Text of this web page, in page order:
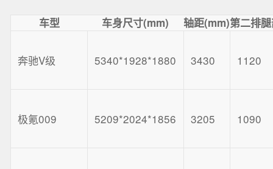
车型 车身尺寸(mm) 轴距(mm)第二排
奔驰V级 5340*1928*1880 3430 1120
极氪009 5209*2024*1856 3205 1090